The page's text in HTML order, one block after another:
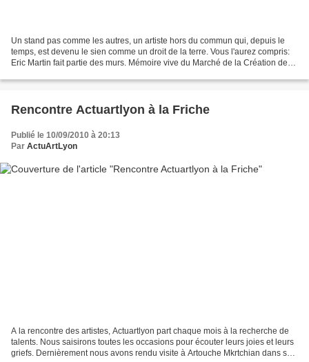
Un stand pas comme les autres, un artiste hors du commun qui, depuis le
temps, est devenu le sien comme un droit de la terre. Vous l'aurez compris:
Eric Martin fait partie des murs. Mémoire vive du Marché de la Création de
Rencontre Actuartlyon à la Friche
Publié le 10/09/2010 à 20:13
Par ActuArtLyon
A la rencontre des artistes, Actuartlyon part chaque mois à la recherche de
talents. Nous saisirons toutes les occasions pour écouter leurs joies et leurs
griefs. Dernièrement nous avons rendu visite à Artouche Mkrtchian dans son